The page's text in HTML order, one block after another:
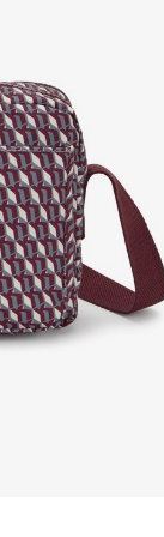
Collonil Organic
läder mot smuts
som den vårdar
kr